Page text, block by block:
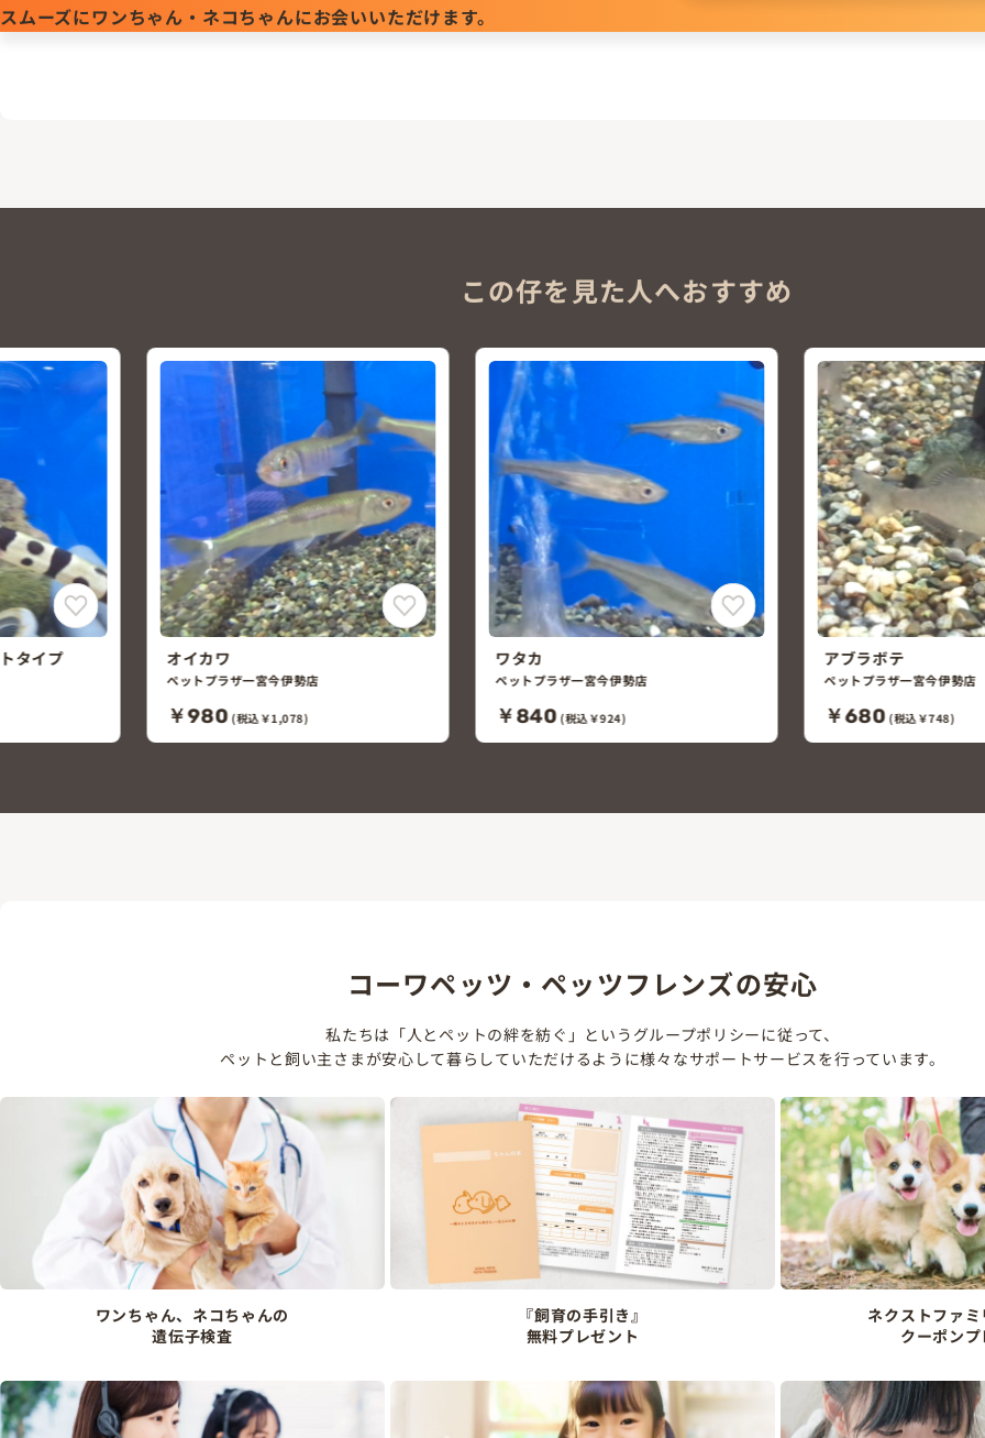
スムーズにワンちゃん・ネコちゃんにお会いいただけます。
この仔を見た人へおすすめ
タイプ オイカワ
ペットプラザ一宮今伊勢店
￥980 (税込￥1,078)
ワタカ
ペットプラザ一宮今伊勢店
￥840 (税込￥924)
アブラボテ
ペットプラザ一宮今伊勢店
￥680 (税込￥748)
コーワペッツ・ペッツフレンズの安心
私たちは「人とペットの絆を紡ぐ」というグループポリシーに従って、
ペットと飼い主さまが安心して暮らしていただけるように様々なサポートサービスを行っています。
ワンちゃん、ネコちゃんの
遺伝子検査
『飼育の手引き』
無料プレゼント
ネクストファ
クーポン